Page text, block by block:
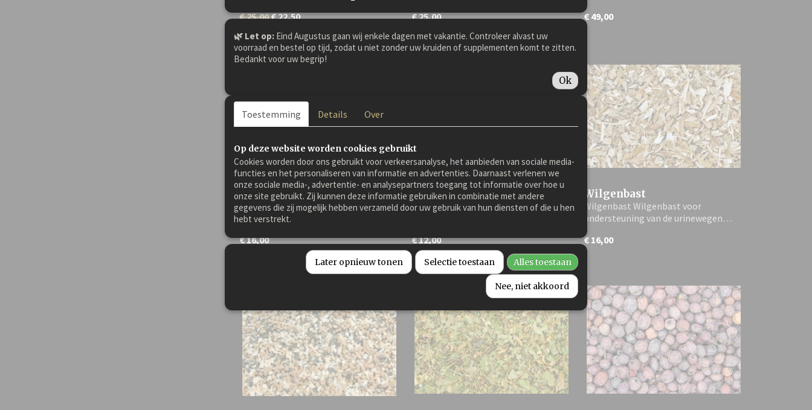
€ 25,00€ 22,50
€ 25,00
€ 49,00
Duivelsklauw
Duivelsklauw Duivelsklauw voor
paarden en pony's. Gedroogde…
€ 16,00
Fenegriek
Fenegriek Fenegriek zaad of gemalen
€ 12,00
Wilgenbast
Wilgenbast Wilgenbast voor
ondersteuning van de urinewegen…
€ 16,00
🌿 Let op: Eind Augustus gaan wij enkele dagen met vakantie. Controleer alvast uw
voorraad en bestel op tijd, zodat u niet zonder uw kruiden of supplementen komt te zitten.
Bedankt voor uw begrip!
Ok
Toestemming Details Over
Op deze website worden cookies gebruikt
Cookies worden door ons gebruikt voor verkeersanalyse, het aanbieden van sociale media-
functies en het personaliseren van informatie en advertenties. Daarnaast verlenen we
onze sociale media-, advertentie- en analysepartners toegang tot informatie over hoe u
onze site gebruikt. Zij kunnen deze informatie gebruiken in combinatie met andere
gegevens die zij mogelijk hebben verzameld door uw gebruik van hun diensten of die u hen
hebt verstrekt.
Later opnieuw tonen Selectie toestaan Alles toestaan
Nee, niet akkoord